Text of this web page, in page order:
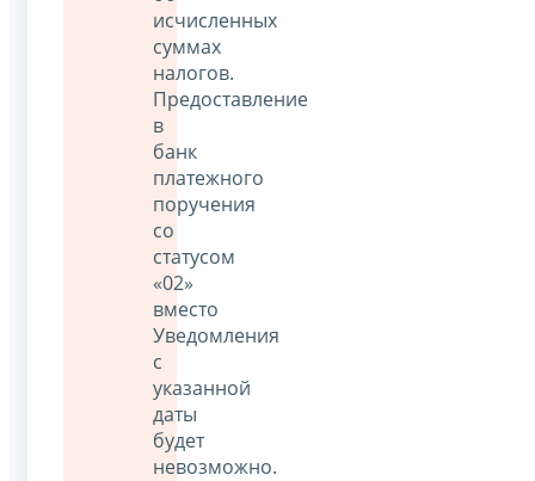
исчисленных
суммах
налогов.
Предоставление
в
банк
платежного
поручения
со
статусом
«02»
вместо
Уведомления
с
указанной
даты
будет
невозможно.